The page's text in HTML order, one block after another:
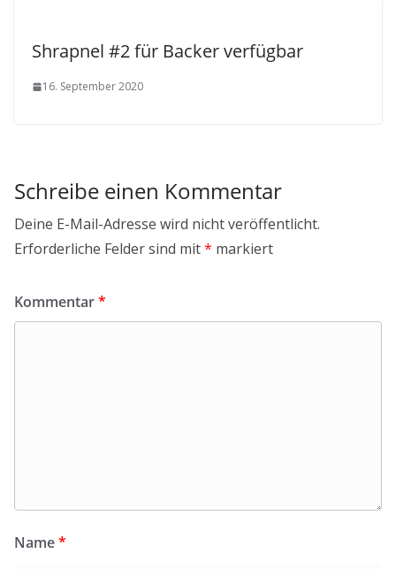
Shrapnel #2 für Backer verfügbar
16. September 2020
Schreibe einen Kommentar
Deine E-Mail-Adresse wird nicht veröffentlicht.
Erforderliche Felder sind mit* markiert
Kommentar*
Name*